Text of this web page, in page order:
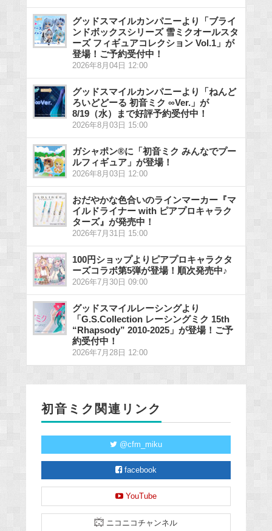
グッドスマイルカンパニーより「ブライ
ンドボックスシリーズ 雪ミクオールスタ
ーズ フィギュアコレクション Vol.1」が
登場！ご予約受付中！
2026年8月04日 12:00
グッドスマイルカンパニーより「ねんど
ろいどどーる 初音ミク ∞Ver.」が
8/19（水）まで好評予約受付中！
2026年8月03日 15:00
ガシャポン®に「初音ミク みんなでプー
ルフィギュア」が登場！
2026年8月03日 12:00
おだやかな色合いのラインマーカー『マ
イルドライナー with ピアプロキャラク
ターズ』が発売中！
2026年7月31日 15:00
100円ショップよりピアプロキャラクタ
ーズコラボ第5弾が登場！順次発売中♪
2026年7月30日 09:00
グッドスマイルレーシングより
「G.S.Collection レーシングミク 15th
“Rhapsody” 2010-2025」が登場！ご予
約受付中！
2026年7月28日 12:00
初音ミク関連リンク
@cfm_miku
facebook
YouTube
ニコニコチャンネル